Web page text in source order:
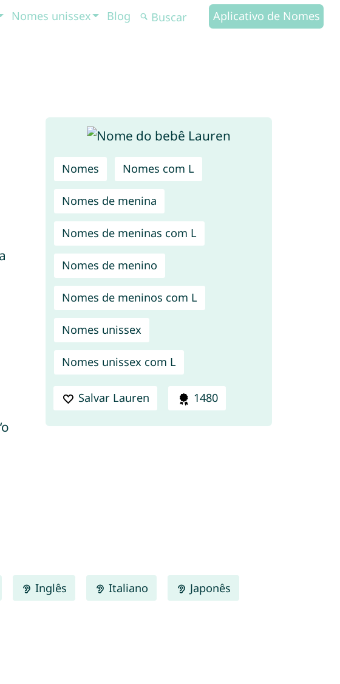
Nomes unissex Blog Aplicativo de Nomes
Nomes Nomes com L
Nomes de menina
Nomes de meninas com L
Nomes de menino
Nomes de meninos com L
Nomes unissex
Nomes unissex com L
Salvar Lauren 1480
Inglês Italiano Japonês